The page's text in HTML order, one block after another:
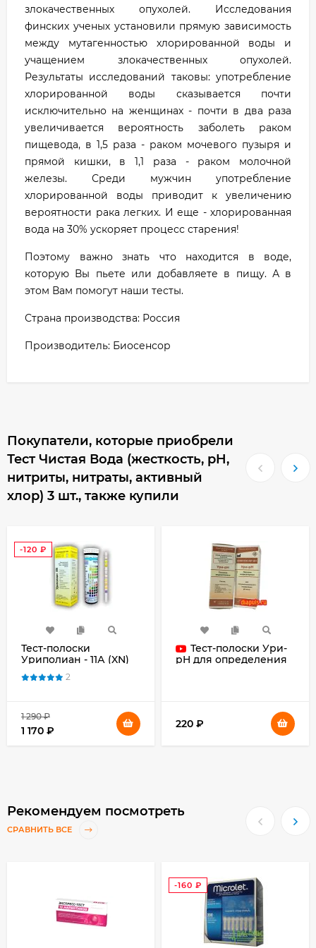
злокачественных опухолей. Исследования
финских ученых установили прямую зависимость
между мутагенностью хлорированной воды и
учащением злокачественных опухолей.
Результаты исследований таковы: употребление
хлорированной воды сказывается почти
исключительно на женщинах - почти в два раза
увеличивается вероятность заболеть раком
пищевода, в 1,5 раза - раком мочевого пузыря и
прямой кишки, в 1,1 раза - раком молочной
железы. Среди мужчин употребление
хлорированной воды приводит к увеличению
вероятности рака легких. И еще - хлорированная
вода на 30% ускоряет процесс старения!
Поэтому важно знать что находится в воде,
которую Вы пьете или добавляете в пищу. А в
этом Вам помогут наши тесты.
Страна производства: Россия
Производитель: Биосенсор
Покупатели, которые приобрели
Тест Чистая Вода (жесткость, pH,
нитриты, нитраты, активный
хлор) 3 шт., также купили
-120 ₽
Тест-полоски
Уриполиан - 11А (XN)
2
1 290₽
1 170 ₽
Тест-полоски Ури-
pH для определения
220 ₽
Рекомендуем посмотреть
СРАВНИТЬ ВСЕ
-160 ₽